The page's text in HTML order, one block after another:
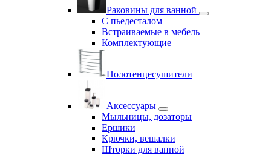
Раковины для ванной
С пьедесталом
Встраиваемые в мебель
Комплектующие
Полотенцесушители
Аксессуары
Мыльницы, дозаторы
Ершики
Крючки, вешалки
Шторки для ванной